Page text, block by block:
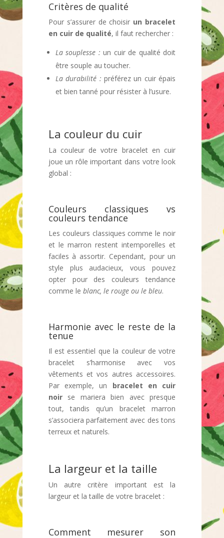
Critères de qualité
Pour s’assurer de choisir un bracelet
en cuir de qualité, il faut rechercher :
La souplesse : un cuir de qualité doit
être souple au toucher.
La durabilité : préférez un cuir épais
et bien tanné pour résister à l’usure.
La couleur du cuir
La couleur de votre bracelet en cuir
joue un rôle important dans votre look
global :
Couleurs classiques vs
couleurs tendance
Les couleurs classiques comme le noir
et le marron restent intemporelles et
faciles à assortir. Cependant, pour un
style plus audacieux, vous pouvez
opter pour des couleurs tendance
comme le blanc, le rouge ou le bleu.
Harmonie avec le reste de la
tenue
Il est essentiel que la couleur de votre
bracelet s’harmonise avec vos
vêtements et vos autres accessoires.
Par exemple, un bracelet en cuir
noirse mariera bien avec presque
tout, tandis qu’un bracelet marron
s’associera parfaitement avec des tons
terreux et naturels.
La largeur et la taille
Un autre critère important est la
largeur et la taille de votre bracelet :
Comment mesurer son